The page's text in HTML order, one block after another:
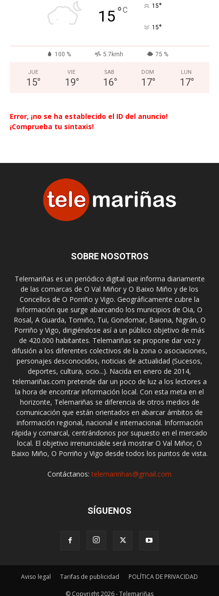
15°C 15°
15°
100 % 5.7kmh 75 %
JUE
15°
VIE
19°
SAB
16°
DOM
17°
LUN
17°
Error, ¡no se ha establecido el ID del anuncio!
¡Comprueba tu sintaxis!
SOBRE NOSOTROS
Telemariñas es un periódico digital que informa diariamente
de las comarcas de O Val Miñor y O Baixo Miño y de los
Concellos de O Porriño y Vigo. Geográficamente cubre la
información que surge abarcando los municipios de Oia, O
Rosal, A Guarda, Tomiño, Tui, Gondomar, Baiona, Nigrán, O
Porriño y Vigo, dirigiéndose así a un público objetivo de más
de 420.000 habitantes. Telemariñas se propone dar voz y
difusión a los diferentes colectivos de la zona o asociaciones,
personajes desconocidos, noticias de actualidad (Sucesos,
deportes, cultura, ocio...). Nacida en enero de 2014,
telemariñas.com pretende dar un poco de luz a los lectores a
la hora de encontrar información local. Con esta meta en el
horizonte, Telemariñas se diferencia de otros medios de
comunicación que están orientados en abarcar ámbitos de
información regional, nacional e internacional. Información
rápida y comarcal, centrándonos por supuesto en el mercado
local. El objetivo irrenunciable será mostrar O Val Miñor, O
Baixo Miño, O Porriño y Vigo desde todos los puntos de vista.
Contáctanos:telemarinhas@gmail.com
SÍGUENOS
Aviso legal Tarifas de publicidad POLÍTICA DE PRIVACIDAD
© Copyright 2026 - Telemariñas